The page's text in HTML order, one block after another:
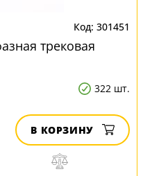
301451
трековая
322 шт.
В КОРЗИНУ